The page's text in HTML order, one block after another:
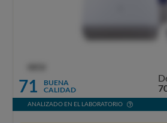
71
BUENA
CALIDAD
ANALIZADO EN EL LABORATORIO